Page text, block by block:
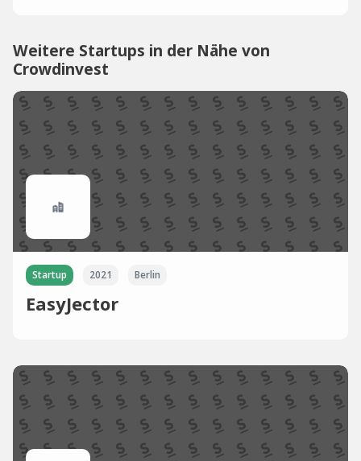
Weitere Startups in der Nähe von
Crowdinvest
Startup 2021 Berlin
EasyJector